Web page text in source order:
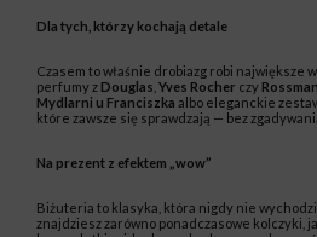
Dla tych, którzy kochają detale
Czasem to właśnie drobiazg robi największe
perfumy z Douglas Yves Rocher czy
Mydlarni u Franciszka albo eleganckie
które zawsze się sprawdzają — bez
Na prezent z efektem „wow”
Biżuteria to klasyka, która nigdy nie wychodzi
znajdziesz zarówno ponadczasowe kolczyki,